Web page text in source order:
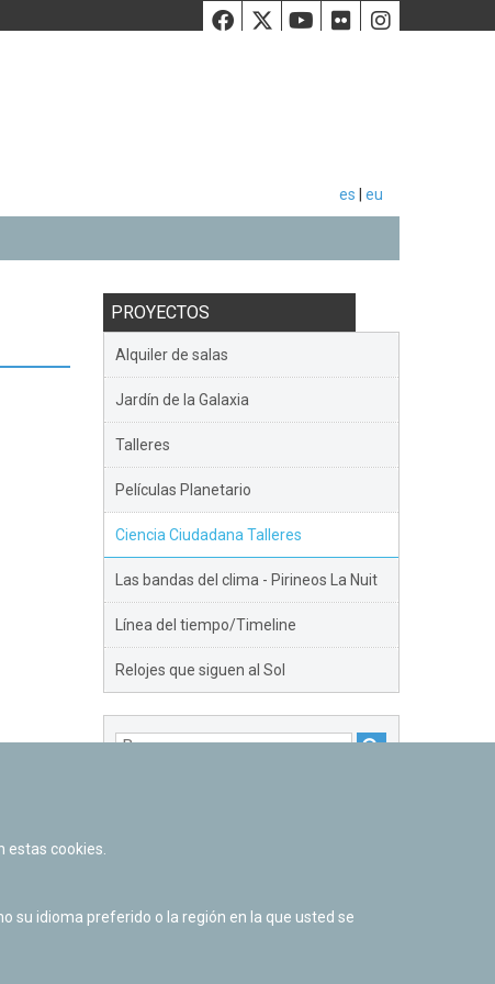
Facebook
Twiiter
Youtube
Flickr
es eu
PROYECTOS
Alquiler de salas
Jardín de la Galaxia
Talleres
Películas Planetario
Ciencia Ciudadana Talleres
Las bandas del clima - Pirineos La Nuit
Línea del tiempo/Timeline
Relojes que siguen al Sol
cookies.
su idioma preferido o la región en la que usted se